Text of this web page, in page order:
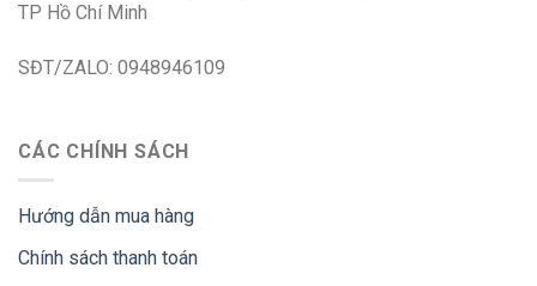
TP Hồ Chí Minh
SĐT/ZALO: 0948946109
CÁC CHÍNH SÁCH
Hướng dẫn mua hàng
Chính sách thanh toán